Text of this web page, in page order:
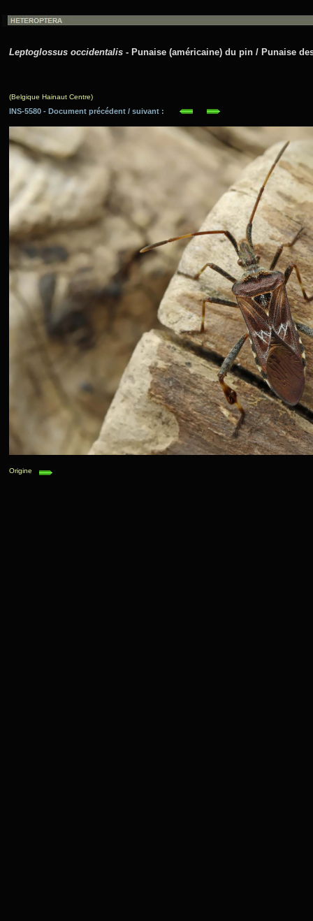
Leptoglossus occidentalis - Punaise (américaine) du pin / Punaise
(Belgique Hainaut Centre)
INS-5580 - Document précédent / suivant :
Origine